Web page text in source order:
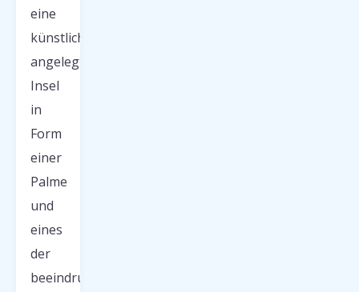
eine
künstlich
angelegte
Insel
in
Form
einer
Palme
und
eines
der
beeindruckendsten